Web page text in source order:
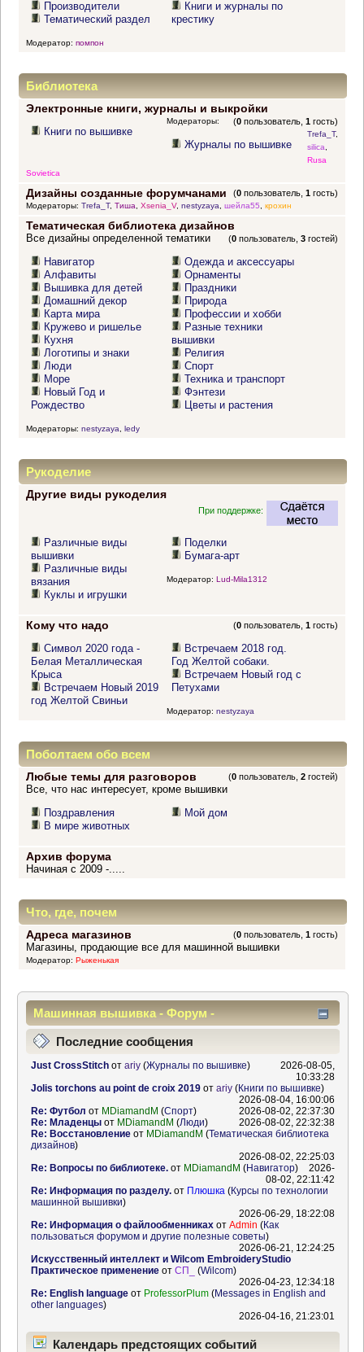
Производители
Тематический раздел
Книги и журналы по
крестику
Модератор: помпон
Библиотека
Электронные книги, журналы и выкройки
(0 пользователь,1 гость)
Книги по вышивке
Журналы по вышивке
Модераторы:
Trefa_T,
silica,
Rusa
Sovietica
Дизайны созданные форумчанами (0 пользователь,1 гость)
Модераторы: Trefa_T, Тиша, Xsenia_V, nestyzaya, шейла55, крохин
Тематическая библиотека дизайнов
(0 пользователь,3 гостей)
Все дизайны определенной тематики
Навигатор
Алфавиты
Вышивка для детей
Домашний декор
Карта мира
Кружево и ришелье
Кухня
Логотипы и знаки
Люди
Море
Новый Год и
Рождество
Одежда и аксессуары
Орнаменты
Праздники
Природа
Профессии и хобби
Разные техники
вышивки
Религия
Спорт
Техника и транспорт
Фэнтези
Цветы и растения
Модераторы: nestyzaya ledy
Рукоделие
Другие виды рукоделия
При поддержке:
Различные виды
вышивки
Различные виды
вязания
Куклы и игрушки
Поделки
Бумага-арт
Модератор: Lud-Mila1312
Кому что надо (0 пользователь,1 гость)
Символ 2020 года -
Белая Металлическая
Крыса
Встречаем Новый 2019
год Желтой Свиньи
Встречаем 2018 год.
Год Желтой собаки.
Встречаем Новый год с
Петухами
Модератор: nestyzaya
Поболтаем обо всем
Любые темы для разговоров (0 пользователь,2 гостей)
Все, что нас интересует, кроме вышивки
Поздравления
В мире животных
Мой дом
Архив форума
Начиная с 2009 -.....
Что, где, почем
Адреса магазинов (0 пользователь,1 гость)
Магазины, продающие все для машинной вышивки
Модератор: Рыженькая
Машинная вышивка - Форум -
Информационный центр
Последние сообщения
Just CrossStitchот ariy(Журналы по вышивке)
2026-08-05,
10:33:28
Jolis torchons au point de croix 2019от ariy(Книги по вышивке)
2026-08-04, 16:00:06
Re: Футбол от MDiamandM (Спорт)
2026-08-02, 22:37:30
Re: Младенцыот MDiamandM (Люди)
2026-08-02, 22:32:38
Re: Восстановлениеот MDiamandM (Тематическая библиотека
дизайнов)
2026-08-02, 22:25:03
Re: Вопросы по библиотеке.от MDiamandM (Навигатор)
2026-
08-02, 22:11:42
Re: Информация по разделу.от Плюшка (Курсы по технологии
машинной вышивки)
2026-06-29, 18:22:08
Re: Информация о файлообменникахот Admin (Как
пользоваться форумом и другие полезные советы)
2026-06-21, 12:24:25
Искусственный интеллект и Wilcom EmbroideryStudio
Практическое применениеот СП_ (Wilcom)
2026-04-23, 12:34:18
Re: English languageот ProfessorPlum(Messages in English and
other languages)
2026-04-16, 21:23:01
Календарь предстоящих событий